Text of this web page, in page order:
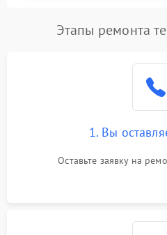
Этапы ремонта
1. Вы
Оставьте заявку на